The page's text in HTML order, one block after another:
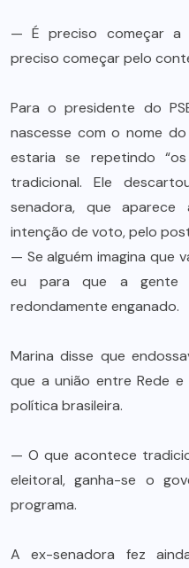
— É preciso começar a
preciso começar pelo
Para o presidente do
nascesse com o nome
estaria se repetindo
tradicional. Ele
senadora, que
intenção de voto, pelo
— Se alguém imagina que
eu para que a gente
redondamente enganado.
Marina disse que
que a união entre Rede
política brasileira.
— O que acontece
eleitoral, ganha-se o
programa.
A ex-senadora fez